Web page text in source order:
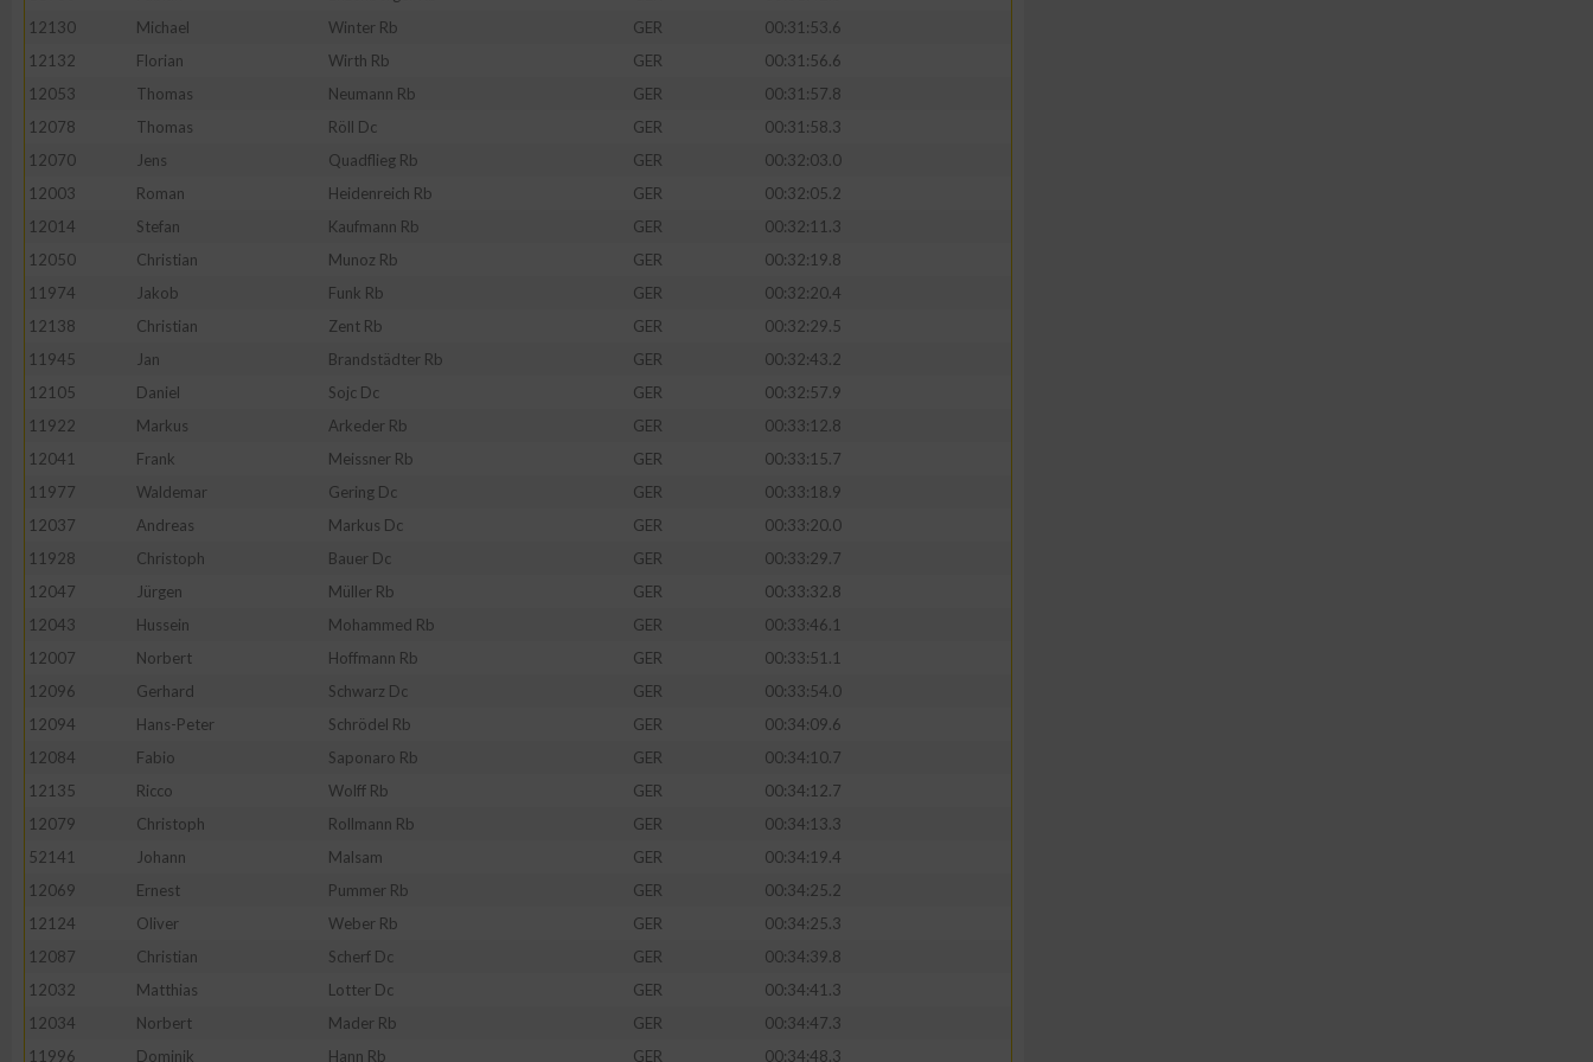
12130
Michael Winter Rb GER
00:31:53.6
12132
Florian Wirth Rb GER
00:31:56.6
12053
Thomas Neumann Rb GER
00:31:57.8
12078
Thomas Röll Dc GER
00:31:58.3
12070
Jens Quadflieg Rb GER
00:32:03.0
12003
Roman Heidenreich Rb GER
00:32:05.2
12014
Stefan Kaufmann Rb GER
00:32:11.3
12050
Christian Munoz Rb GER
00:32:19.8
11974
Jakob Funk Rb GER
00:32:20.4
12138
Christian Zent Rb GER
00:32:29.5
11945
Jan Brandstädter Rb GER
00:32:43.2
12105
Daniel Sojc Dc GER
00:32:57.9
11922
Markus Arkeder Rb GER
00:33:12.8
12041
Frank Meissner Rb GER
00:33:15.7
11977
Waldemar Gering Dc GER
00:33:18.9
12037
Andreas Markus Dc GER
00:33:20.0
11928
Christoph Bauer Dc GER
00:33:29.7
12047
Jürgen Müller Rb GER
00:33:32.8
12043
Hussein Mohammed Rb GER
00:33:46.1
12007
Norbert Hoffmann Rb GER
00:33:51.1
12096
Gerhard Schwarz Dc GER
00:33:54.0
12094
Hans-Peter Schrödel Rb GER
00:34:09.6
12084
Fabio Saponaro Rb GER
00:34:10.7
12135
Ricco Wolff Rb GER
00:34:12.7
12079
Christoph Rollmann Rb GER
00:34:13.3
52141
Johann Malsam GER
00:34:19.4
12069
Ernest Pummer Rb GER
00:34:25.2
12124
Oliver Weber Rb GER
00:34:25.3
12087
Christian Scherf Dc GER
00:34:39.8
12032
Matthias Lotter Dc GER
00:34:41.3
12034
Norbert Mader Rb GER
00:34:47.3
11996
Dominik Hann Rb GER 00:34:48.3
Verwendung von Profilen zur Auswahl personalisierter Inhalte
Messung der Werbeleistung
Messung der Performance von Inhalten
Analyse von Zielgruppen durch Statistiken oder Kombinationen von Daten aus
verschiedenen Quellen
Verwendung reduzierter Daten zur Auswahl von Inhalten
Verwendung genauer Standortdaten
Geräte anhand von aktiv angeforderten Informationen identifizieren
Notwendig
Performance
Werbung